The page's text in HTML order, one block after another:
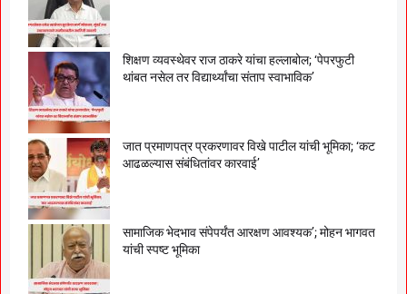
शिक्षण व्यवस्थेवर राज ठाकरे यांचा हल्लाबोल; ‘पेपरफुटी
थांबत नसेल तर विद्यार्थ्यांचा संताप स्वाभाविक’
जात प्रमाणपत्र प्रकरणावर विखे पाटील यांची भूमिका; ‘कट
आढळल्यास संबंधितांवर कारवाई’
सामाजिक भेदभाव संपेपर्यंत आरक्षण आवश्यक’; मोहन भागवत
यांची स्पष्ट भूमिका